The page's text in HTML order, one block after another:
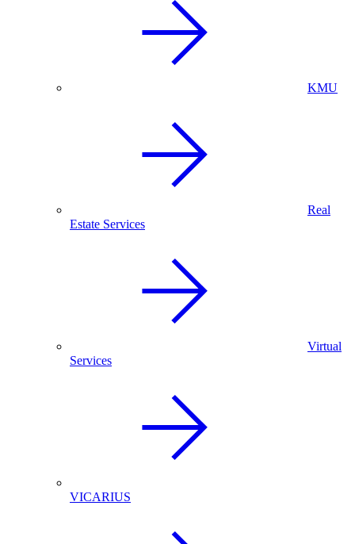
KMU
Real
Estate Services
Virtual
Services
VICARIUS